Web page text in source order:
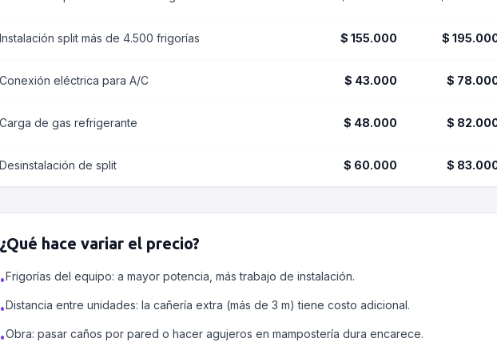
Instalación split más de 4.500 frigorías $ 155.000 $
Conexión eléctrica para A/C $ 43.000 $
Carga de gas refrigerante $ 48.000 $
Desinstalación de split $ 60.000 $
¿Qué hace variar el precio?
•Frigorías del equipo: a mayor potencia, más trabajo de instalación.
•Distancia entre unidades: la cañería extra (más de 3 m) tiene costo adicional.
•Obra: pasar caños por pared o hacer agujeros en mampostería dura encarece.